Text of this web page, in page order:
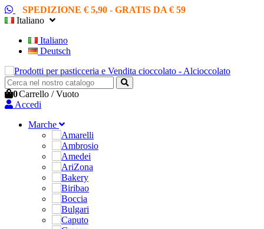
SPEDIZIONE € 5,90 - GRATIS DA € 59
Italiano
Italiano
Deutsch
0Carrello /Vuoto
Accedi
Marche